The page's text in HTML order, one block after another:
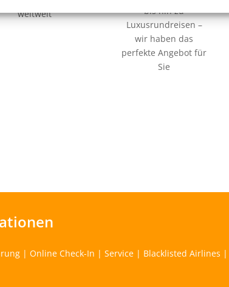
weltweit
bis hin zu
Luxusrundreisen –
wir haben das
perfekte Angebot für
Sie
| Online Check-In | Service| Blacklisted Airlines |